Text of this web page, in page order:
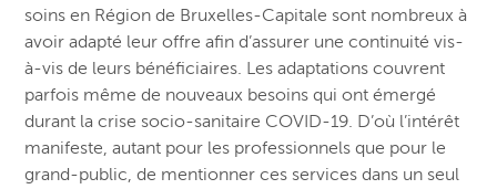
soins en Région de Bruxelles-Capitale sont nombreux à
avoir adapté leur offre afin d’assurer une continuité vis-
à-vis de leurs bénéficiaires. Les adaptations couvrent
parfois même de nouveaux besoins qui ont émergé
durant la crise socio-sanitaire COVID-19. D’où l’intérêt
manifeste, autant pour les professionnels que pour le
grand-public, de mentionner ces services dans un seul